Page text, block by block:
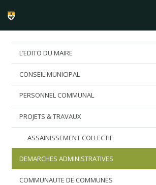
L’EDITO DU MAIRE
CONSEIL MUNICIPAL
PERSONNEL COMMUNAL
PROJETS & TRAVAUX
ASSAINISSEMENT COLLECTIF
DEMARCHES ADMINISTRATIVES
COMMUNAUTE DE COMMUNES